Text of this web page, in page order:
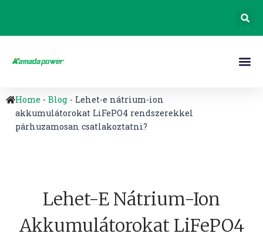
Home - Blog - Lehet-e nátrium-ion
akkumulátorokat LiFePO4 rendszerekkel
párhuzamosan csatlakoztatni?
Lehet-E Nátrium-Ion
Akkumulátorokat LiFePO4